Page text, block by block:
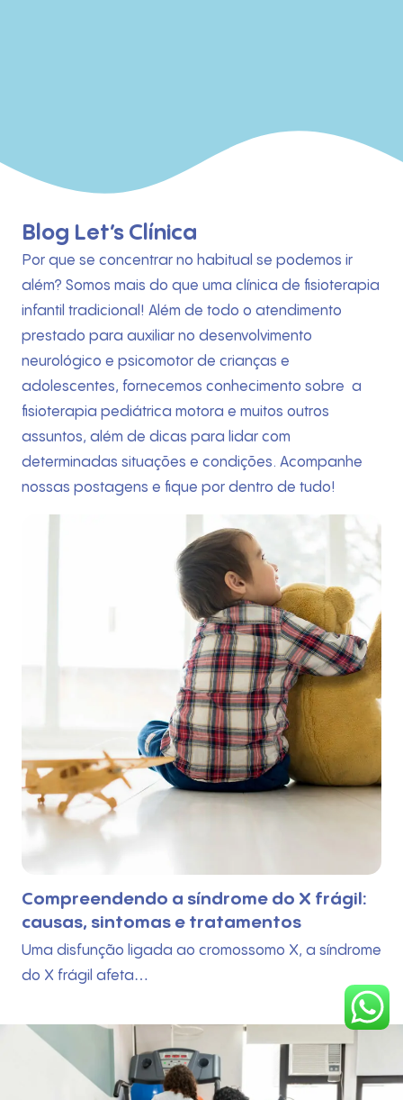
Blog Let’s Clínica
Por que se concentrar no habitual se podemos ir
além? Somos mais do que uma clínica de fisioterapia
infantil tradicional! Além de todo o atendimento
prestado para auxiliar no desenvolvimento
neurológico e psicomotor de crianças e
adolescentes, fornecemos conhecimento sobre a
fisioterapia pediátrica motora e muitos outros
assuntos, além de dicas para lidar com
determinadas situações e condições. Acompanhe
nossas postagens e fique por dentro de tudo!
A importância dos jogos e brincadeiras
no desenvolvimento infantil
Para crescer de forma saudável, explorando o
mundo com curiosidade e autonomia,…